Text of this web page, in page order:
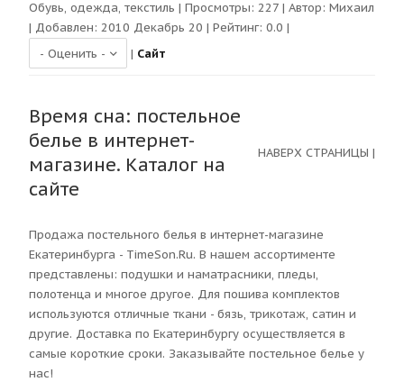
Обувь, одежда, текстиль | Просмотры: 227 | Автор: Михаил
| Добавлен: 2010 Декабрь 20 | Рейтинг: 0.0 |
| Сайт
Время сна: постельное
белье в интернет-
магазине. Каталог на
сайте
НАВЕРХ СТРАНИЦЫ |
Продажа постельного белья в интернет-магазине
Екатеринбурга - TimeSon.Ru. В нашем ассортименте
представлены: подушки и наматрасники, пледы,
полотенца и многое другое. Для пошива комплектов
используются отличные ткани - бязь, трикотаж, сатин и
другие. Доставка по Екатеринбургу осуществляется в
самые короткие сроки. Заказывайте постельное белье у
нас!